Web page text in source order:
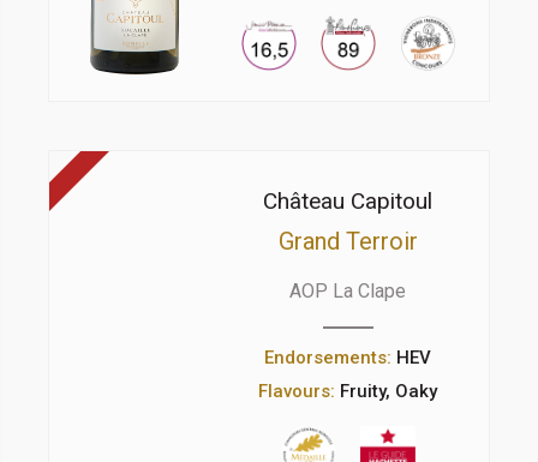
Château Capitoul
Grand Terroir
AOP La Clape
Endorsements: HEV
Flavours: Fruity, Oaky